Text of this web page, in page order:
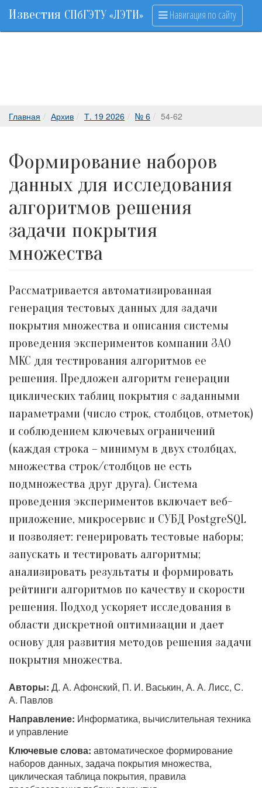
Известия СПбГЭТУ «ЛЭТИ» Навигация по сайту
Главная Архив Т. 19 2026 № 6 54-62
Формирование наборов
данных для исследования
алгоритмов решения
задачи покрытия
множества
Рассматривается автоматизированная
генерация тестовых данных для задачи
покрытия множества и описания системы
проведения экспериментов компании ЗАО
МКС для тестирования алгоритмов ее
решения. Предложен алгоритм генерации
циклических таблиц покрытия с заданными
параметрами (число строк, столбцов, отметок)
и соблюдением ключевых ограничений
(каждая строка – минимум в двух столбцах,
множества строк/столбцов не есть
подмножества друг друга). Система
проведения экспериментов включает веб-
приложение, микросервис и СУБД PostgreSQL
и позволяет: генерировать тестовые наборы;
запускать и тестировать алгоритмы;
анализировать результаты и формировать
рейтинги алгоритмов по качеству и скорости
решения. Подход ускоряет исследования в
области дискретной оптимизации и дает
основу для развития методов решения задачи
покрытия множества.
Авторы: Д. А. Афонский, П. И. Васькин, А. А. Лисс, С.
А. Павлов
Направление: Информатика, вычислительная техника
и управление
Ключевые слова: автоматическое формирование
наборов данных, задача покрытия множества,
циклическая таблица покрытия, правила